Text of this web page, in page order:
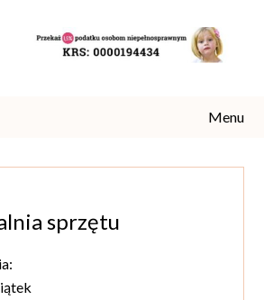
Menu
sprzętu